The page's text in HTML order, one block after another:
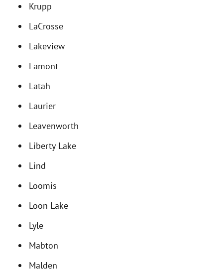
Krupp
LaCrosse
Lakeview
Lamont
Latah
Laurier
Leavenworth
Liberty Lake
Lind
Loomis
Loon Lake
Lyle
Mabton
Malden